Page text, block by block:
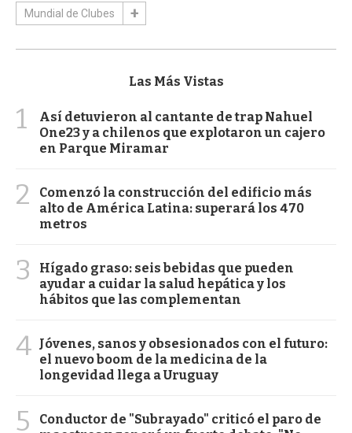
Mundial de Clubes
Las Más Vistas
1
Así detuvieron al cantante de trap Nahuel
One23 y a chilenos que explotaron un cajero
en Parque Miramar
2
Comenzó la construcción del edificio más
alto de América Latina: superará los 470
metros
3
Hígado graso: seis bebidas que pueden
ayudar a cuidar la salud hepática y los
hábitos que las complementan
4 Jóvenes, sanos y obsesionados con el futuro:
el nuevo boom de la medicina de la
longevidad llega a Uruguay
5
Conductor de "Subrayado" criticó el paro de